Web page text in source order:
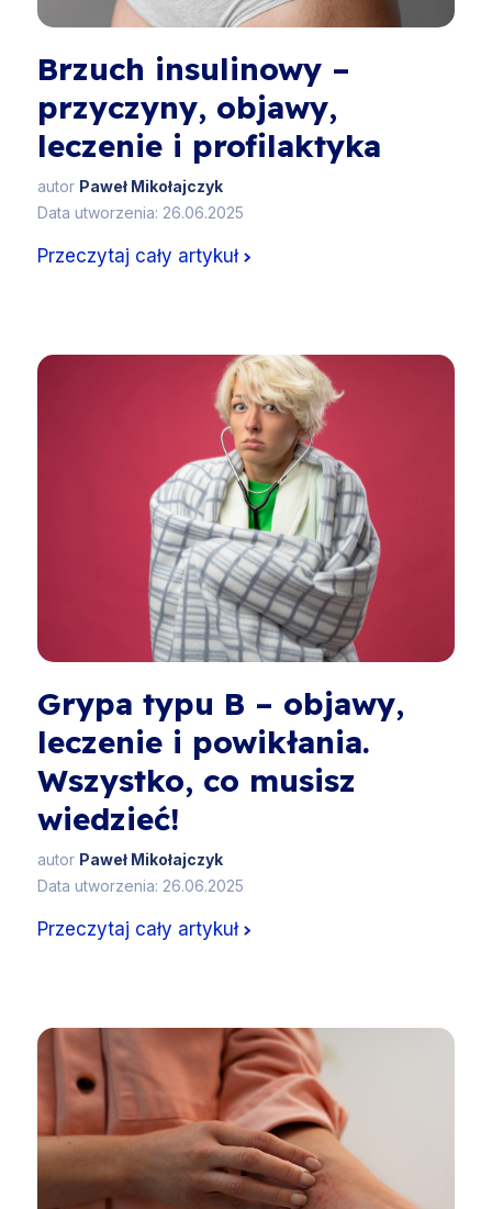
Brzuch insulinowy –
przyczyny, objawy,
leczenie i profilaktyka
autor Paweł Mikołajczyk
Data utworzenia: 26.06.2025
Przeczytaj cały artykuł
Grypa typu B – objawy,
leczenie i powikłania.
Wszystko, co musisz
wiedzieć!
autor Paweł Mikołajczyk
Data utworzenia: 26.06.2025
Przeczytaj cały artykuł